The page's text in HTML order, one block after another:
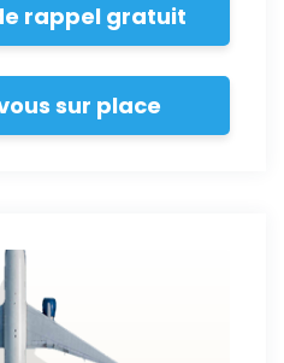
rappel gratuit
sur place